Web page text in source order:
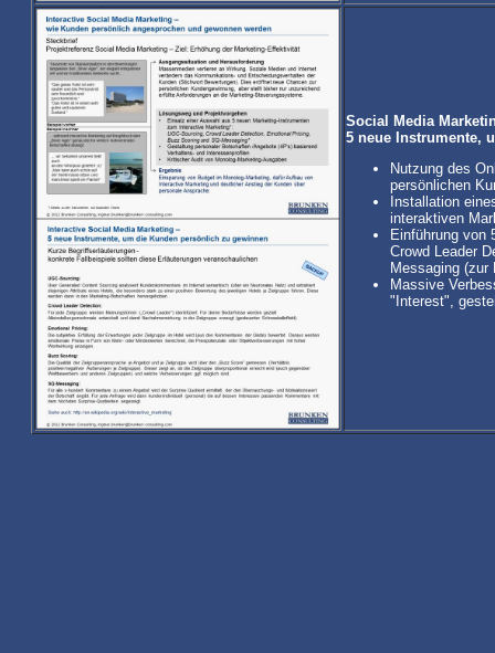
Social Media
5 neue Instrumente,
Nutzung des
persönlichen
Installation
interaktiven
Einführung von
Crowd Leader
Messaging (zur
Massive
"Interest",